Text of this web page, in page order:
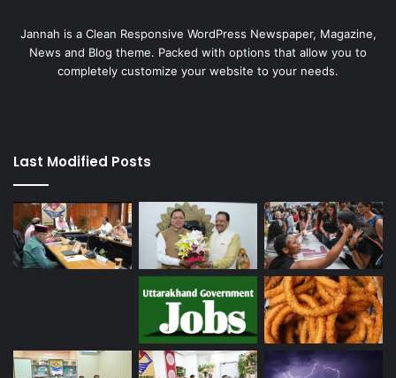
Jannah is a Clean Responsive WordPress Newspaper, Magazine,
News and Blog theme. Packed with options that allow you to
completely customize your website to your needs.
Last Modified Posts